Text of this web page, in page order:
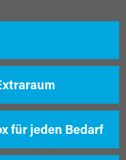
für jeden Bedarf